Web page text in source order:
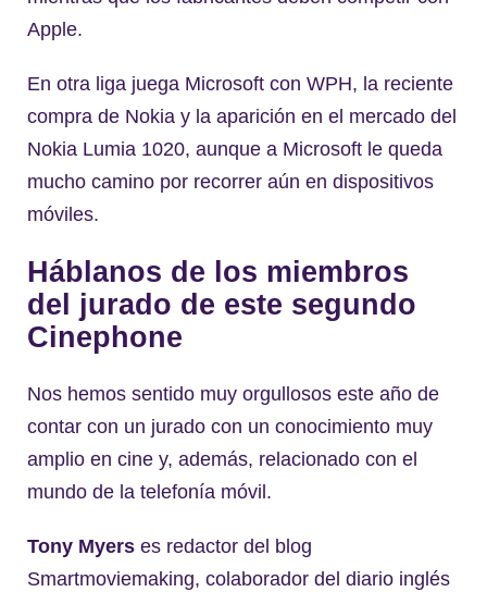
Apple.
En otra liga juega Microsoft con WPH, la reciente
compra de Nokia y la aparición en el mercado del
Nokia Lumia 1020, aunque a Microsoft le queda
mucho camino por recorrer aún en dispositivos
móviles.
Háblanos de los miembros
del jurado de este segundo
Cinephone
Nos hemos sentido muy orgullosos este año de
contar con un jurado con un conocimiento muy
amplio en cine y, además, relacionado con el
mundo de la telefonía móvil.
Tony Myers es redactor del blog
Smartmoviemaking, colaborador del diario inglés